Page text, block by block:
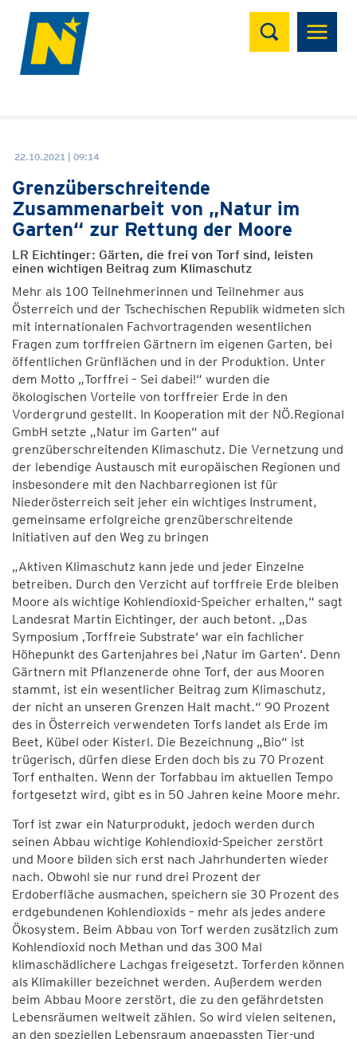
Suchen
22.10.2021 | 09:14
Grenzüberschreitende
Zusammenarbeit von „Natur im
Garten“ zur Rettung der Moore
LR Eichtinger: Gärten, die frei von Torf sind, leisten
einen wichtigen Beitrag zum Klimaschutz
Mehr als 100 Teilnehmerinnen und Teilnehmer aus
Österreich und der Tschechischen Republik widmeten sich
mit internationalen Fachvortragenden wesentlichen
Fragen zum torffreien Gärtnern im eigenen Garten, bei
öffentlichen Grünflächen und in der Produktion. Unter
dem Motto „Torffrei – Sei dabei!“ wurden die
ökologischen Vorteile von torffreier Erde in den
Vordergrund gestellt. In Kooperation mit der NÖ.Regional
GmbH setzte „Natur im Garten“ auf
grenzüberschreitenden Klimaschutz. Die Vernetzung und
der lebendige Austausch mit europäischen Regionen und
insbesondere mit den Nachbarregionen ist für
Niederösterreich seit jeher ein wichtiges Instrument,
gemeinsame erfolgreiche grenzüberschreitende
Initiativen auf den Weg zu bringen
„Aktiven Klimaschutz kann jede und jeder Einzelne
betreiben. Durch den Verzicht auf torffreie Erde bleiben
Moore als wichtige Kohlendioxid-Speicher erhalten,“ sagt
Landesrat Martin Eichtinger, der auch betont. „Das
Symposium ‚Torffreie Substrate‘ war ein fachlicher
Höhepunkt des Gartenjahres bei ‚Natur im Garten‘. Denn
Gärtnern mit Pflanzenerde ohne Torf, der aus Mooren
stammt, ist ein wesentlicher Beitrag zum Klimaschutz,
der nicht an unseren Grenzen Halt macht.“ 90 Prozent
des in Österreich verwendeten Torfs landet als Erde im
Beet, Kübel oder Kisterl. Die Bezeichnung „Bio“ ist
trügerisch, dürfen diese Erden doch bis zu 70 Prozent
Torf enthalten. Wenn der Torfabbau im aktuellen Tempo
fortgesetzt wird, gibt es in 50 Jahren keine Moore mehr.
Torf ist zwar ein Naturprodukt, jedoch werden durch
seinen Abbau wichtige Kohlendioxid-Speicher zerstört
und Moore bilden sich erst nach Jahrhunderten wieder
nach. Obwohl sie nur rund drei Prozent der
Erdoberfläche ausmachen, speichern sie 30 Prozent des
erdgebundenen Kohlendioxids – mehr als jedes andere
Ökosystem. Beim Abbau von Torf werden zusätzlich zum
Kohlendioxid noch Methan und das 300 Mal
klimaschädlichere Lachgas freigesetzt. Torferden können
als Klimakiller bezeichnet werden. Außerdem werden
beim Abbau Moore zerstört, die zu den gefährdetsten
Lebensräumen weltweit zählen. So wird vielen seltenen,
an den speziellen Lebensraum angepassten Tier-und